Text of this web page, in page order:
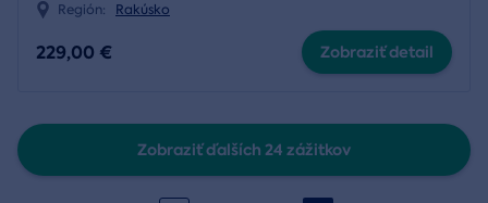
Región: Rakúsko
229,00 € Zobraziť detail
Zobraziť ďalších 24 zážitkov